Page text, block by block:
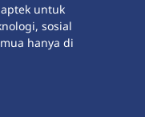
untuk
sosial
hanya di